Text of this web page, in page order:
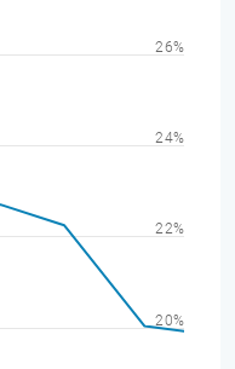
20%
22%
24%
26%